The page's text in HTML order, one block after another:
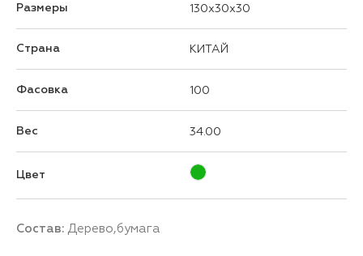
Размеры 130x30x30
Страна КИТАЙ
Фасовка 100
Вес 34.00
Цвет
Состав: Дерево,бумага